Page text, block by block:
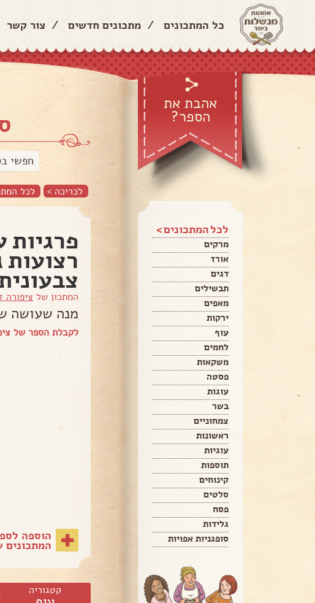
כל המתכונים / מתכונים חדשים / צור קשר
אהבת את
הספר?
לכל המתכונים >
מרקים
אורז
דגים
תבשילים
מאפים
ירקות
עוף
לחמים
משקאות
פסטה
עוגות
בשר
צמחוניים
ראשונות
עוגיות
תוספות
קינוחים
סלטים
פסח
גלידות
סופגניות אפויות
חפשי
לכריכה > לכל
פרגיות
המתכון של ציפורה
מנה שעושה
לקבלת הספר של
הוספה
המתכונים
קטגוריה